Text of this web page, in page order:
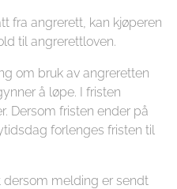
fra angrerett, kan kjøperen
til angrerettloven.
om bruk av angreretten
å løpe. I fristen
Dersom fristen ender på
forlenges fristen til
dersom melding er sendt